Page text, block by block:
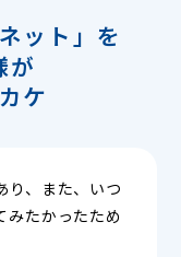
ット」を
が
ケ
り、また、いつ
みたかったため